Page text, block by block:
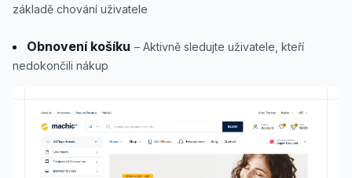
základě chování uživatele
Obnovení košíku – Aktivně sledujte uživatele, kteří
nedokončili nákup